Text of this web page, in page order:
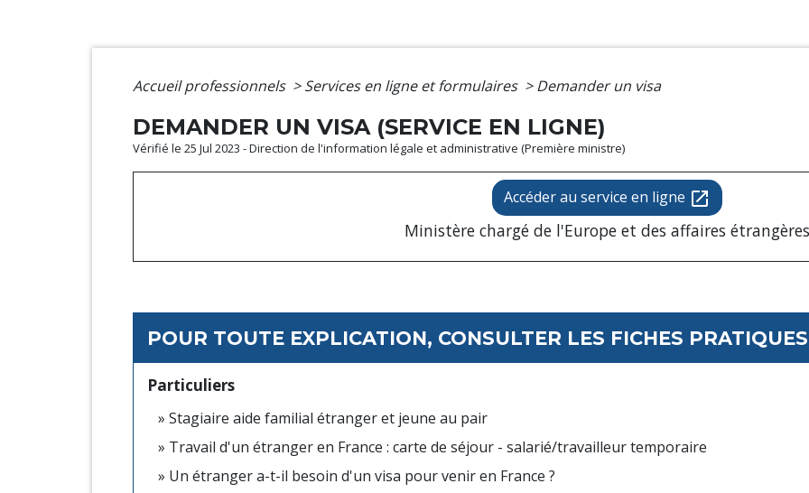
Accueil professionnels > Services en ligne et formulaires > Demander un visa
DEMANDER UN VISA (SERVICE EN LIGNE)
Vérifié le 25 Jul 2023 - Direction de l'information légale et administrative (Première ministre)
Accéder au service en ligne open_in_new
Ministère chargé de l'Europe et des affaires étrangères
POUR TOUTE EXPLICATION, CONSULTER LES FICHES
Particuliers
Stagiaire aide familial étranger et jeune au pair
Travail d'un étranger en France : carte de séjour - salarié/travailleur temporaire
Un étranger a-t-il besoin d'un visa pour venir en France ?